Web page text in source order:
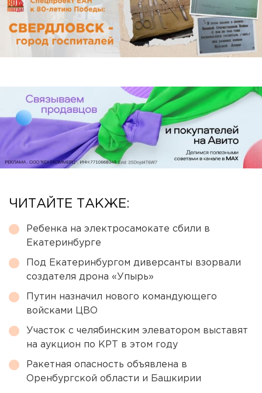
ЧИТАЙТЕ ТАКЖЕ:
Ребенка на электросамокате сбили в
Екатеринбурге
Под Екатеринбургом диверсанты взорвали
создателя дрона «Упырь»
Путин назначил нового командующего
войсками ЦВО
Участок с челябинским элеватором выставят
на аукцион по КРТ в этом году
Ракетная опасность объявлена в
Оренбургской области и Башкирии